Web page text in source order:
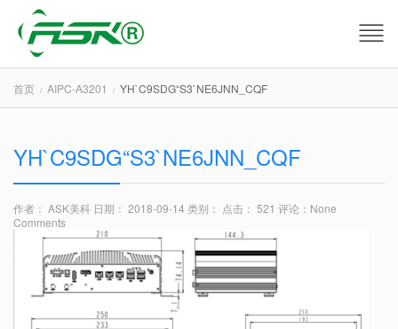
首页 AIPC-A3201 YH`C9SDG“S3`NE6JNN_CQF
YH`C9SDG“S3`NE6JNN_CQF
作者： ASK美科 日期： 2018-09-14 类别： 点击： 521 评论： None
Comments